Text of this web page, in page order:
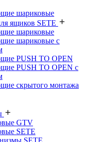
шариковые
ящиков SETE
шариковые
шариковые с
PUSH TO OPEN
PUSH TO OPEN с
скрытого монтажа
GTV
SETE
SETE